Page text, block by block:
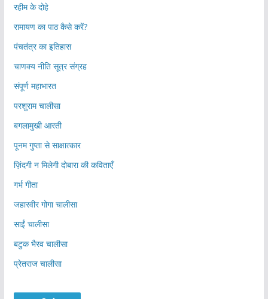
रहीम के दोहे
रामायण का पाठ कैसे करें?
पंचतंत्र का इतिहास
चाणक्य नीति सूत्र संग्रह
संपूर्ण महाभारत
परशुराम चालीसा
बगलामुखी आरती
पूनम गुप्ता से साक्षात्कार
ज़िंदगी न मिलेगी दोबारा की कविताएँ
गर्भ गीता
जहारवीर गोगा चालीसा
साईं चालीसा
बटुक भैरव चालीसा
प्रेतराज चालीसा